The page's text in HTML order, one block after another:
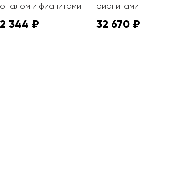
опалом и фианитами
2 344 ₽
фианитами
32 670 ₽